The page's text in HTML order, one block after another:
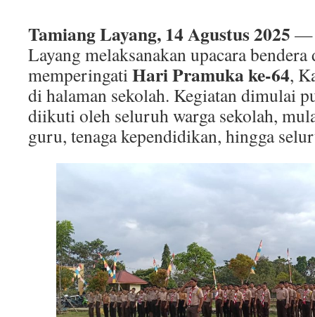
Tamiang Layang, 14 Agustus 2025 —
Layang melaksanakan upacara
memperingatiHari Pramuka ke-64,
di halaman sekolah. Kegiatan dimulai
diikuti oleh seluruh warga sekolah,
guru, tenaga kependidikan, hingga